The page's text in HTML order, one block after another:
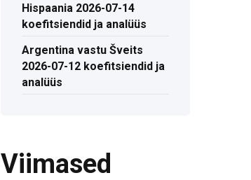
Hispaania 2026-07-14
koefitsiendid ja analüüs
Argentina vastu Šveits
2026-07-12 koefitsiendid ja
analüüs
Viimased